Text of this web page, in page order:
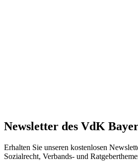
Newsletter des VdK
Erhalten Sie unseren kostenlosen
Sozialrecht, Verbands- und